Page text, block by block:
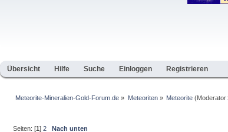
Übersicht Hilfe Suche Einloggen Registrieren
Meteorite-Mineralien-Gold-Forum.de » Meteoriten» Meteorite(Moderator:
Seiten: [1]2 Nach unten